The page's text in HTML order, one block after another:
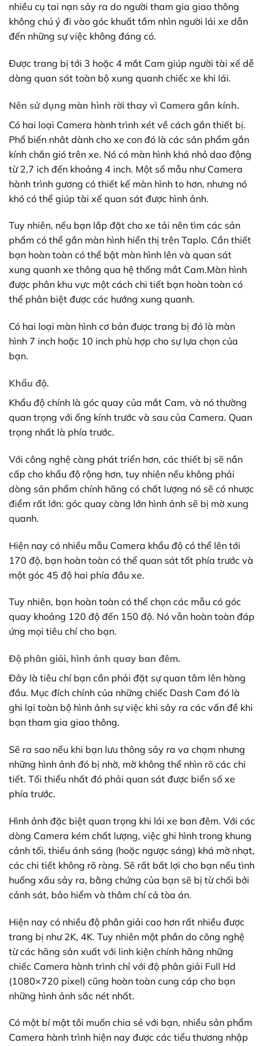
nhiều cụ tai nạn sảy ra do người tham gia giao thông
không chú ý đi vào góc khuất tầm nhìn người lái xe dẫn
đến những sự việc không đáng có.
Được trang bị tới 3 hoặc 4 mắt Cam giúp người tài xế dễ
dàng quan sát toàn bộ xung quanh chiếc xe khi lái.
Nên sử dụng màn hình rời thay vì Camera gắn kính.
Có hai loại Camera hành trình xét về cách gắn thiết bị.
Phổ biến nhât dành cho xe con đó là các sản phẩm gắn
kính chắn gió trên xe. Nó có màn hình khá nhỏ dao động
từ 2,7 ich đến khoảng 4 inch. Một số mẫu như Camera
hành trình gương có thiết kế màn hình to hơn, nhưng nó
khó có thể giúp tài xế quan sát được hình ảnh.
Tuy nhiên, nếu bạn lắp đặt cho xe tải nên tìm các sản
phẩm có thể gắn màn hình hiển thị trên Taplo. Cần thiết
bạn hoàn toàn có thể bật màn hình lên và quan sát
xung quanh xe thông qua hệ thống mắt Cam.Màn hình
được phân khu vực một cách chi tiết bạn hoàn toàn có
thể phân biệt được các hướng xung quanh.
Có hai loại màn hình cơ bản được trang bị đó là màn
hình 7 inch hoặc 10 inch phù hợp cho sự lựa chọn của
bạn.
Khẩu độ.
Khẩu độ chính là góc quay của mắt Cam, và nó thường
quan trọng với ống kính trước và sau của Camera. Quan
trọng nhất là phía trước.
Với công nghệ càng phát triển hơn, các thiết bị sẽ nần
cấp cho khẩu độ rộng hơn, tuy nhiên nếu không phải
dòng sản phẩm chính hãng có chất lượng nó sẽ có nhược
điểm rất lớn: góc quay càng lớn hình ảnh sẽ bị mờ xung
quanh.
Hiện nay có nhiều mẫu Camera khẩu độ có thể lên tới
170 độ, bạn hoàn toàn có thể quan sát tốt phía trước và
một góc 45 độ hai phía đầu xe.
Tuy nhiên, bạn hoàn toàn có thể chọn các mẫu có góc
quay khoảng 120 độ đến 150 độ. Nó vẫn hoàn toàn đáp
ứng mọi tiêu chí cho bạn.
Độ phân giải, hình ảnh quay ban đêm.
Đây là tiêu chí bạn cần phải đặt sự quan tâm lên hàng
đầu. Mục đích chính của những chiếc Dash Cam đó là
ghi lại toàn bộ hình ảnh sự việc khi sảy ra các vấn đề khi
bạn tham gia giao thông.
Sẽ ra sao nếu khi bạn lưu thông sảy ra va chạm nhưng
những hình ảnh đó bị nhờ, mờ không thể nhìn rõ các chi
tiết. Tối thiểu nhất đó phải quan sát được biển số xe
phía trước.
Hình ảnh đặc biệt quan trọng khi lái xe ban đêm. Với các
dòng Camera kém chất lượng, việc ghi hình trong khung
cảnh tối, thiếu ánh sáng (hoặc ngược sáng) khá mờ nhạt,
các chi tiết không rõ ràng. Sẽ rất bất lợi cho bạn nếu tình
huống xấu sảy ra, bằng chứng của bạn sẽ bị từ chối bởi
cảnh sát, bảo hiểm và thâm chí cả tòa án.
Hiện nay có nhiều độ phân giải cao hơn rất nhiều được
trang bị như 2K, 4K. Tuy nhiên một phần do công nghệ
từ các hãng sản xuất với linh kiện chính hãng những
chiếc Camera hành trình chỉ với độ phân giải Full Hd
(1080×720 pixel) cũng hoàn toàn cung cáp cho bạn
những hình ảnh sắc nét nhất.
Có một bí mật tôi muốn chia sẻ với bạn, nhiều sản phẩm
Camera hành trình hiện nay được các tiểu thương nhập